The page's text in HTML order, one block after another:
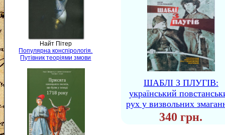
Найт Пітер
Популярна конспірологія.
Путівник теоріями змови
ШАБЛІ З ПЛУГІВ:
український
рух у визвольних
340 грн.